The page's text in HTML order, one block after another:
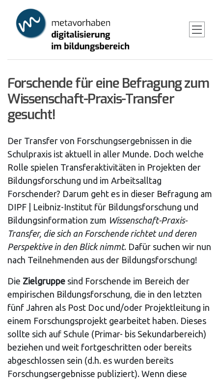
main
Forschende für eine Befragung zum
Wissenschaft-Praxis-Transfer
gesucht!
Der Transfer von Forschungsergebnissen in die
Schulpraxis ist aktuell in aller Munde. Doch welche
Rolle spielen Transferaktivitäten in Projekten der
Bildungsforschung und im Arbeitsalltag
Forschender? Darum geht es in dieser Befragung am
DIPF | Leibniz-Institut für Bildungsforschung und
Bildungsinformation zum Wissenschaft-Praxis-
Transfer, die sich an Forschende richtet und deren
Perspektive in den Blick nimmt. Dafür suchen wir nun
nach Teilnehmenden aus der Bildungsforschung!
Die Zielgruppe sind Forschende im Bereich der
empirischen Bildungsforschung, die in den letzten
fünf Jahren als Post Doc und/oder Projektleitung in
einem Forschungsprojekt gearbeitet haben. Dieses
sollte sich auf Schule (Primar- bis Sekundarbereich)
beziehen und weit fortgeschritten oder bereits
abgeschlossen sein (d.h. es wurden bereits
Forschungsergebnisse publiziert). Wenn diese